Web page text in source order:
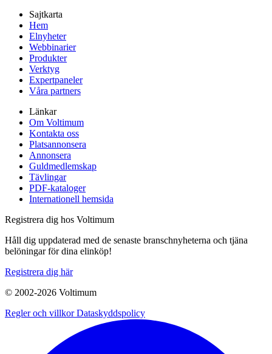
Sajtkarta
Hem
Elnyheter
Webbinarier
Produkter
Verktyg
Expertpaneler
Våra partners
Länkar
Om Voltimum
Kontakta oss
Platsannonsera
Annonsera
Guldmedlemskap
Tävlingar
PDF-kataloger
Internationell hemsida
Registrera dig hos Voltimum
Håll dig uppdaterad med de senaste branschnyheterna och tjäna
belöningar för dina elinköp!
Registrera dig här
© 2002-2026 Voltimum
Regler och villkorDataskyddspolicy